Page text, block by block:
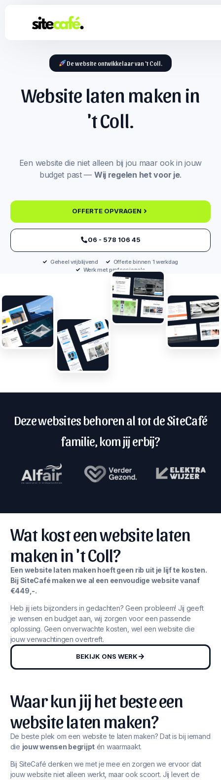
De website ontwikkelaar van 't Coll.
Website laten maken in
't Coll.
Een website die niet alleen bij jou maar ook in jouw
budget past — Wij regelen het voor je.
OFFERTE OPVRAGEN
‪06 - 578 106 45‬
Geheel vrijblijvend
Offerte binnen 1 werkdag
Werk met professionals
Deze websites behoren al tot de SiteCafé
familie, kom jij erbij?
Wat kost een website laten
maken in 't Coll?
Een website laten maken hoeft geen rib uit je lijf te kosten.
Bij SiteCafé maken we al een eenvoudige website vanaf
€449,-.
Heb jij iets bijzonders in gedachten? Geen probleem! Jij geeft
je wensen en budget aan, wij zorgen voor een passende
oplossing. Geen onverwachte kosten, wel een website die
jouw verwachtingen overtreft.
BEKIJK ONS WERK
Waar kun jij het beste een
website laten maken?
De beste plek om een website te laten maken? Dat is bij iemand
die jouw wensen begrijpt én waarmaakt.
Bij SiteCafé denken we met je mee en zorgen we ervoor dat
jouw website niet alleen werkt, maar ook scoort. Jij levert de